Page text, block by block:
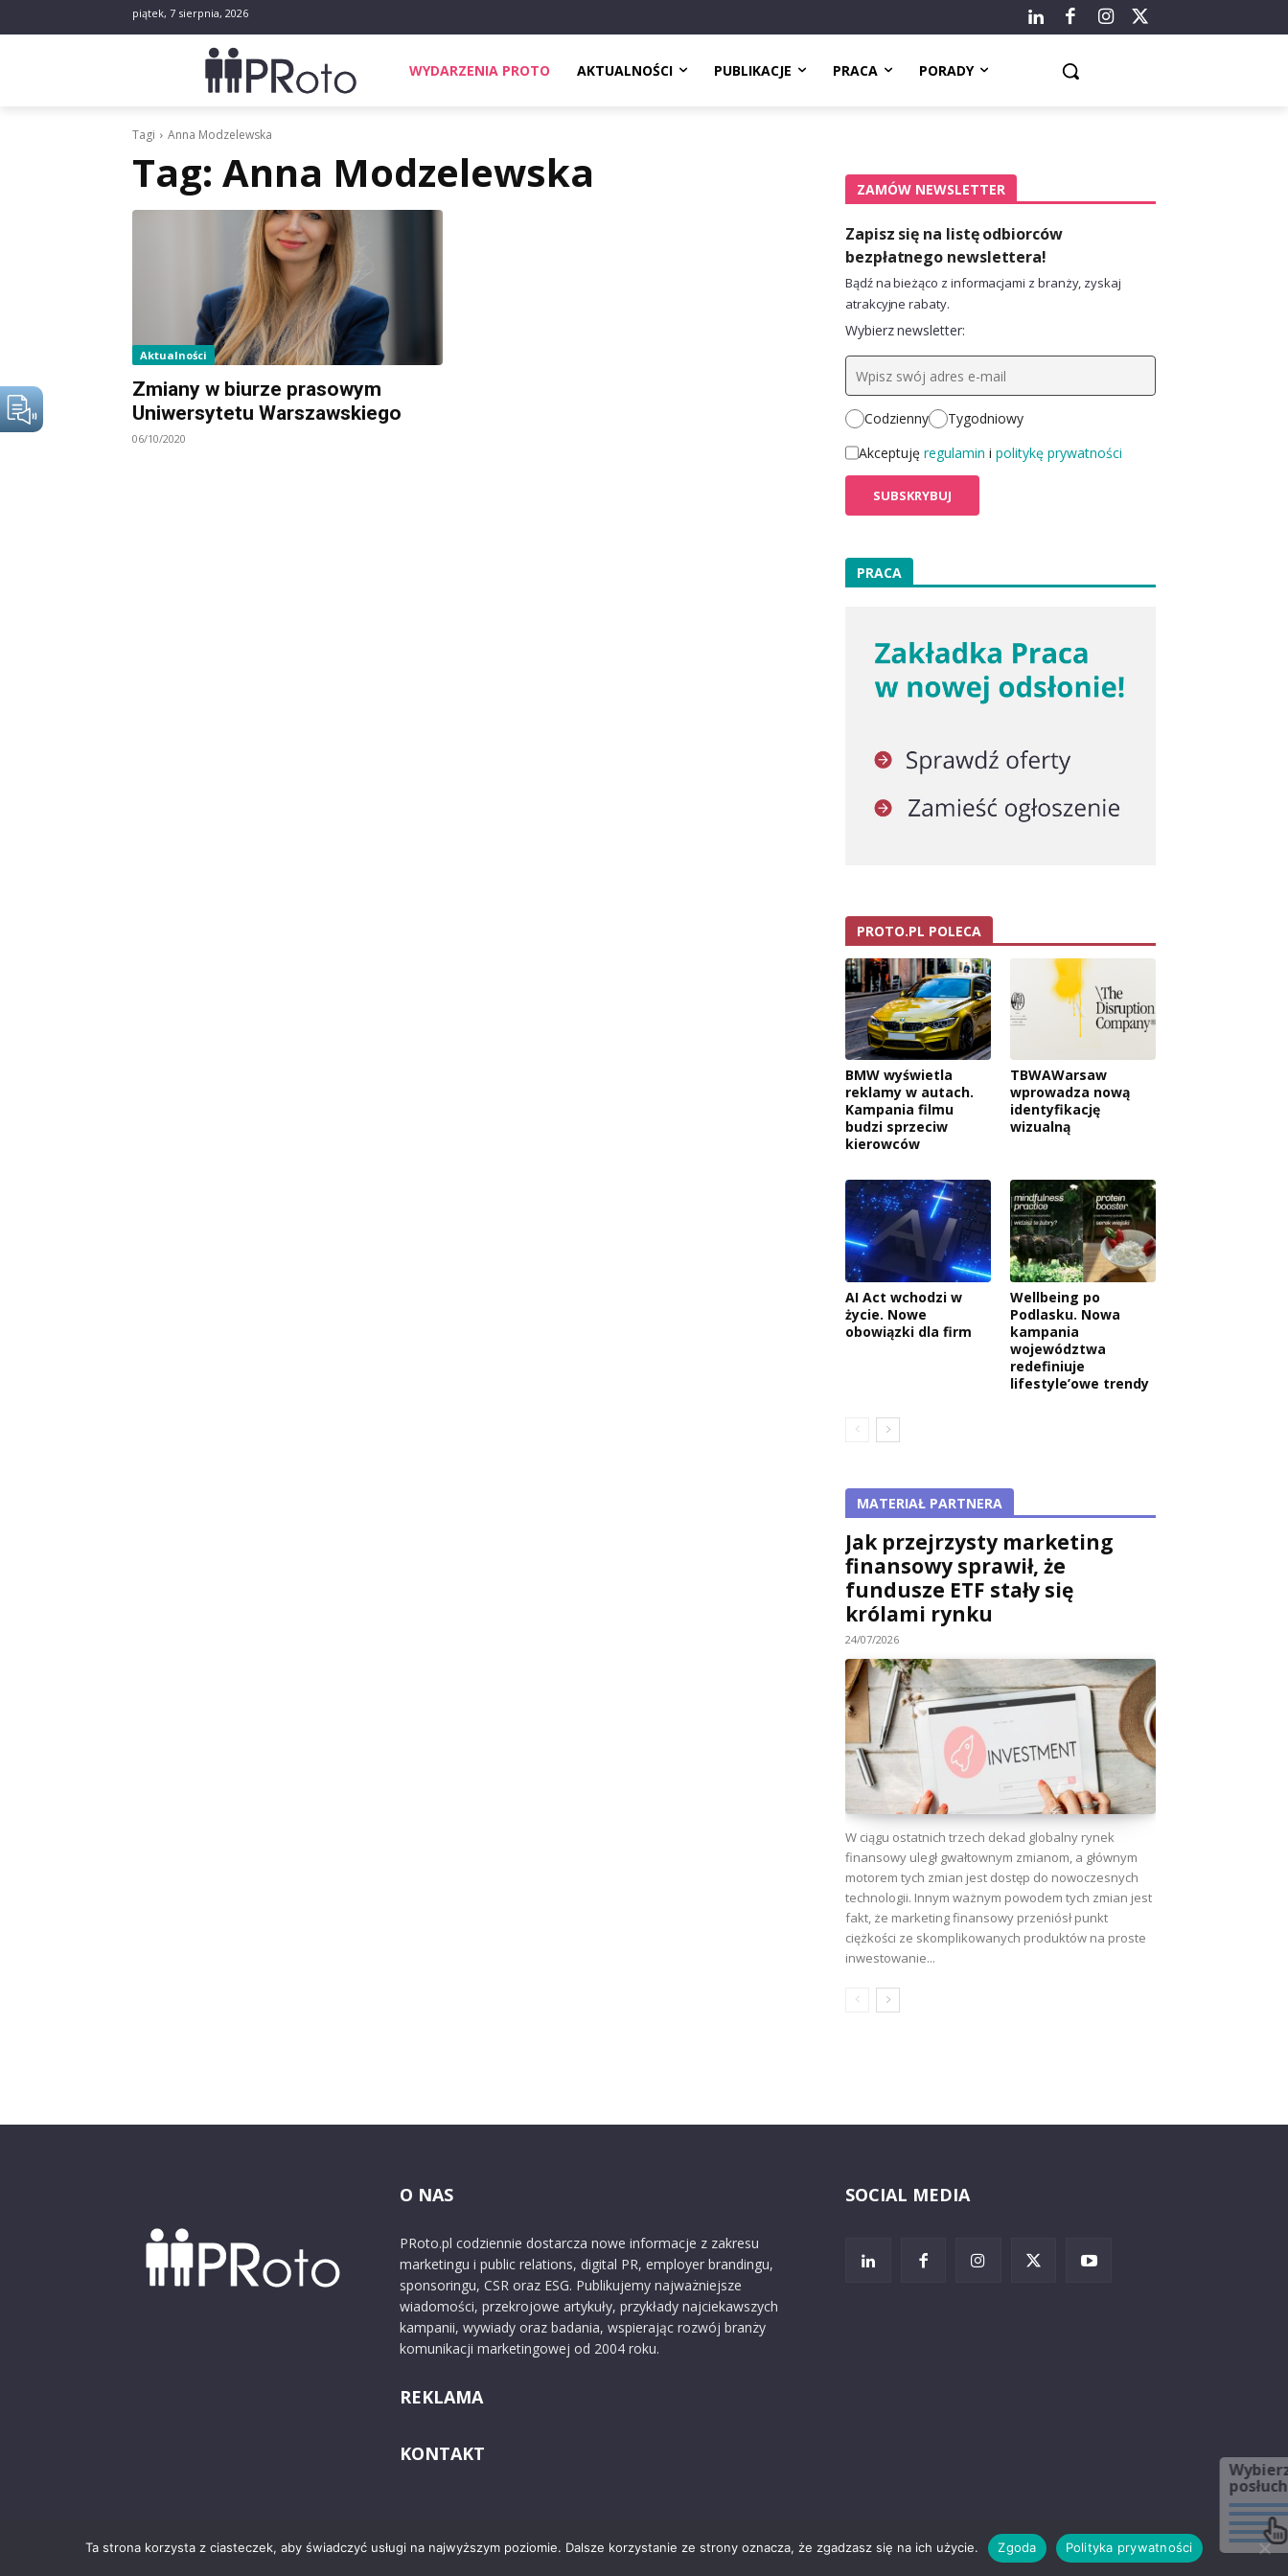
piątek, 7 sierpnia, 2026
WYDARZENIA PROTO AKTUALNOŚCI PUBLIKACJE PRACA PORADY
Tagi Anna Modzelewska
Tag: Anna Modzelewska
Aktualności
Zmiany w biurze prasowym
Uniwersytetu Warszawskiego
06/10/2020
ZAMÓW NEWSLETTER
Zapisz się na listę odbiorców
bezpłatnego newslettera!
Bądź na bieżąco z informacjami z branży, zyskaj
atrakcyjne rabaty.
Wybierz newsletter:
Codzienny
Tygodniowy
Akceptuję regulamin i politykę prywatności
PRACA
PROTO.PL POLECA
BMW wyświetla
reklamy w autach.
Kampania filmu
budzi sprzeciw
kierowców
TBWAWarsaw
wprowadza nową
identyfikację
wizualną
AI Act wchodzi w
życie. Nowe
obowiązki dla firm
Wellbeing po
Podlasku. Nowa
kampania
województwa
redefiniuje
lifestyle’owe trendy
MATERIAŁ PARTNERA
Jak przejrzysty marketing
finansowy sprawił, że
fundusze ETF stały się
królami rynku
24/07/2026
W ciągu ostatnich trzech dekad globalny rynek
finansowy uległ gwałtownym zmianom, a głównym
motorem tych zmian jest dostęp do nowoczesnych
technologii. Innym ważnym powodem tych zmian jest
fakt, że marketing finansowy przeniósł punkt
ciężkości ze skomplikowanych produktów na proste
inwestowanie...
O NAS
PRoto.pl codziennie dostarcza nowe informacje z zakresu
marketingu i public relations, digital PR, employer brandingu,
sponsoringu, CSR oraz ESG. Publikujemy najważniejsze
wiadomości, przekrojowe artykuły, przykłady najciekawszych
kampanii, wywiady oraz badania, wspierając rozwój branży
komunikacji marketingowej od 2004 roku.
REKLAMA
KONTAKT
SOCIAL MEDIA
© 2024 PRoto.pl O nas Reklama Zastrzeżenia prawne
Ta strona korzysta z ciasteczek, aby świadczyć usługi na najwyższym poziomie. Dalsze korzystanie ze strony oznacza, że zgadzasz się na ich użycie. Zgoda Polityka prywatności